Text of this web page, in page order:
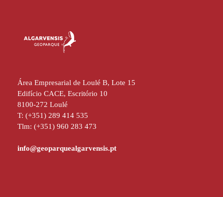
Área Empresarial de Loulé B, Lote 15
Edifício CACE, Escritório 10
8100-272 Loulé
T: (+351) 289 414 535
Tlm: (+351) 960 283 473